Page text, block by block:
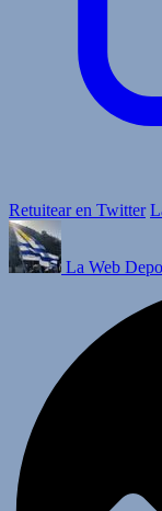
Retuitear en Twitter
La Web